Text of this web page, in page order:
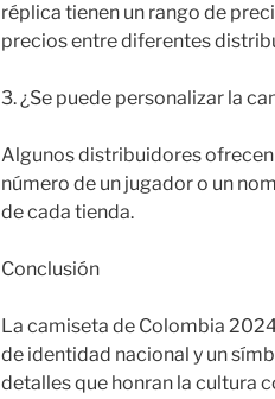
réplica tienen un rango de
precios entre diferentes
3. ¿Se puede personalizar la
Algunos distribuidores
número de un jugador o un
de cada tienda.
Conclusión
La camiseta de Colombia
de identidad nacional y un
detalles que honran la cultura